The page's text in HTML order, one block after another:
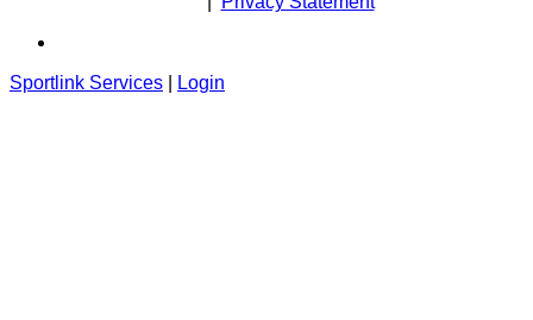
Sportlink Services Login